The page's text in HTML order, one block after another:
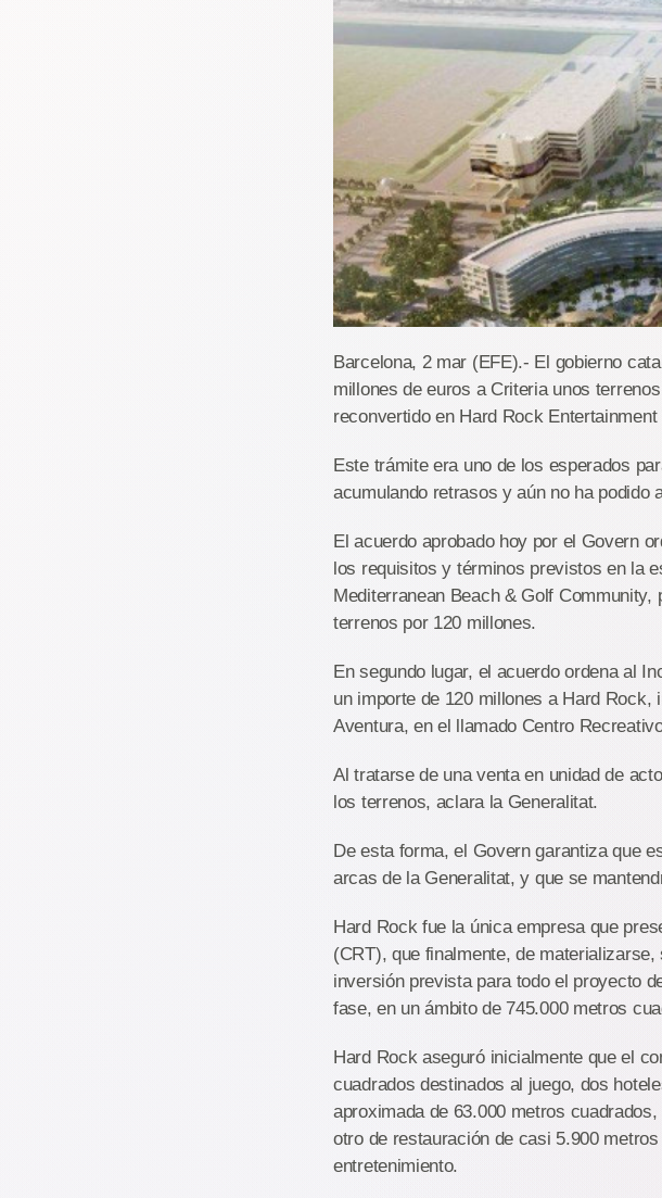
Barcelona, 2 mar (EFE).- El gobierno
millones de euros a Criteria unos
reconvertido en Hard Rock
Este trámite era uno de los esperados
acumulando retrasos y aún no ha podido
El acuerdo aprobado hoy por el Govern
los requisitos y términos previstos en la
Mediterranean Beach & Golf
terrenos por 120 millones.
En segundo lugar, el acuerdo ordena al
un importe de 120 millones a Hard
Aventura, en el llamado Centro
Al tratarse de una venta en unidad de
los terrenos, aclara la Generalitat.
De esta forma, el Govern garantiza que
arcas de la Generalitat, y que se
Hard Rock fue la única empresa que
(CRT), que finalmente, de
inversión prevista para todo el proyecto
fase, en un ámbito de 745.000 metros
Hard Rock aseguró inicialmente que el
cuadrados destinados al juego, dos
aproximada de 63.000 metros
otro de restauración de casi 5.900
entretenimiento.